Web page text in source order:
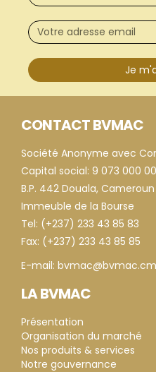
Je
CONTACT BVMAC
Société Anonyme avec
Capital social: 9 073 000
B.P. 442 Douala, Cameroun
Immeuble de la Bourse
Tel: (+237) 233 43 85 83
Fax: (+237) 233 43 85 85
E-mail: bvmac@bvmac.cm
LA BVMAC
Présentation
Organisation du marché
Nos produits & services
Notre gouvernance